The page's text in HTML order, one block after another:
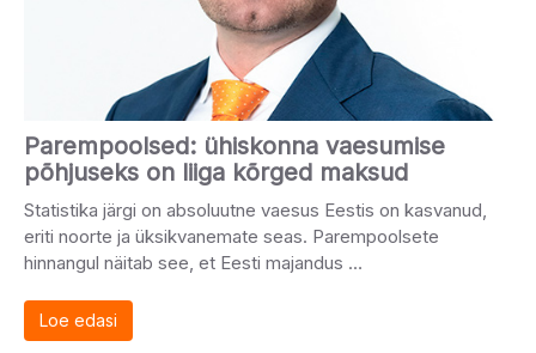
Parempoolsed: ühiskonna vaesumise
põhjuseks on liiga kõrged maksud
Statistika järgi on absoluutne vaesus Eestis on kasvanud,
eriti noorte ja üksikvanemate seas. Parempoolsete
hinnangul näitab see, et Eesti majandus …
Loe edasi